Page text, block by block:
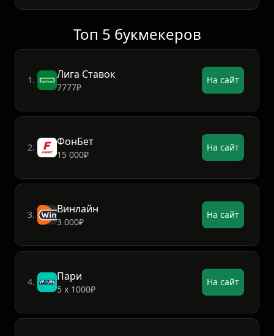
Топ 5 букмекеров
1. Лига Ставок
7777₽
На сайт
2. ФонБет
15 000₽
На сайт
3. Винлайн
3 000₽
На сайт
4. Пари
5 х 1000₽
На сайт